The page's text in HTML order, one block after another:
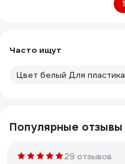
1
Часто ищут
Цвет белый Для пластика
Популярные отзывы
29 отзывов